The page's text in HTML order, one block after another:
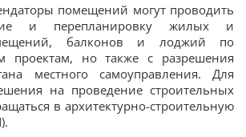
помещений могут проводить
и перепланировку жилых и
балконов и лоджий по
проектам, но также с разрешения
местного самоуправления. Для
на проведение строительных
в архитектурно-строительную